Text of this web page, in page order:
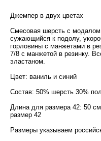
Джемпер в двух цветах
Смесовая шерсть с
сужающийся к подолу,
горловины с манжетами в
7/8 с манжетой в резинку.
эластаном.
Цвет: ваниль и синий
Состав: 50% шерсть 30%
Длина для размера 42: 50
размер 42
Размеры указываем